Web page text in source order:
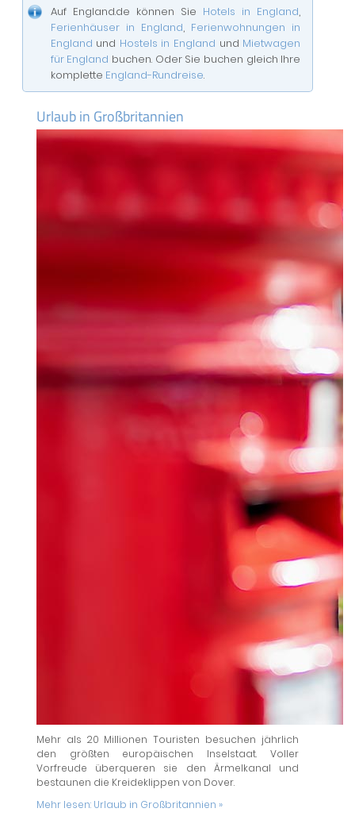
Auf England.de können Sie Hotels in England,
Ferienhäuser in England, Ferienwohnungen in
England und Hostels in England und Mietwagen
für England buchen. Oder Sie buchen gleich Ihre
komplette England-Rundreise.
Urlaub in Großbritannien
Mehr als 20 Millionen Touristen besuchen jährlich
den größten europäischen Inselstaat. Voller
Vorfreude überqueren sie den Ärmelkanal und
bestaunen die Kreideklippen von Dover.
Mehr lesen: Urlaub in Großbritannien »